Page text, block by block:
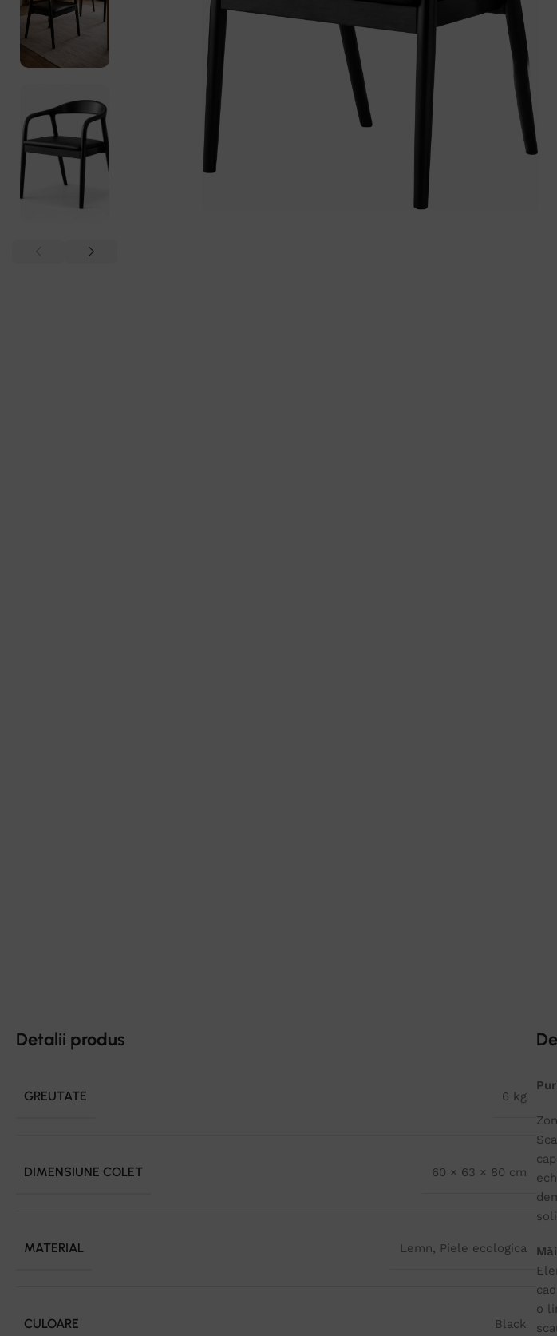
Detalii produs
GREUTATE 6 kg
DIMENSIUNE COLET 60 × 63 × 80 cm
MATERIAL Lemn, Piele ecologica
CULOARE Black
o